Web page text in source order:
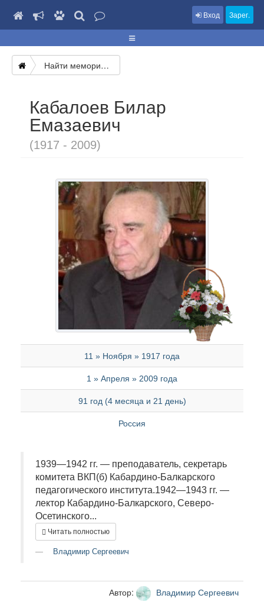
Вход Зарег.
Найти мемориал
Кабалоев Билар
Емазаевич
(1917 - 2009)
11 » Ноября » 1917 года
1 » Апреля » 2009 года
91 год (4 месяца и 21 день)
Россия
1939—1942 гг. — преподаватель, секретарь
комитета ВКП(б) Кабардино-Балкарского
педагогического института.1942—1943 гг. —
лектор Кабардино-Балкарского, Северо-
Осетинского...
Читать полностью
Владимир Сергеевич
Автор: Владимир Сергеевич